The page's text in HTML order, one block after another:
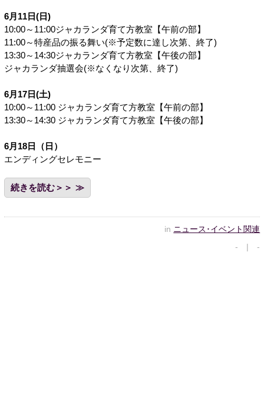
6月11日(日)
10:00～11:00ジャカランダ育て方教室【午前の部】
11:00～特産品の振る舞い(※予定数に達し次第、終了)
13:30～14:30ジャカランダ育て方教室【午後の部】
ジャカランダ抽選会(※なくなり次第、終了)
6月17日(土)
10:00～11:00 ジャカランダ育て方教室【午前の部】
13:30～14:30 ジャカランダ育て方教室【午後の部】
6月18日（日）
エンディングセレモニー
続きを読む＞＞
in ニュース･イベント関連
- | -